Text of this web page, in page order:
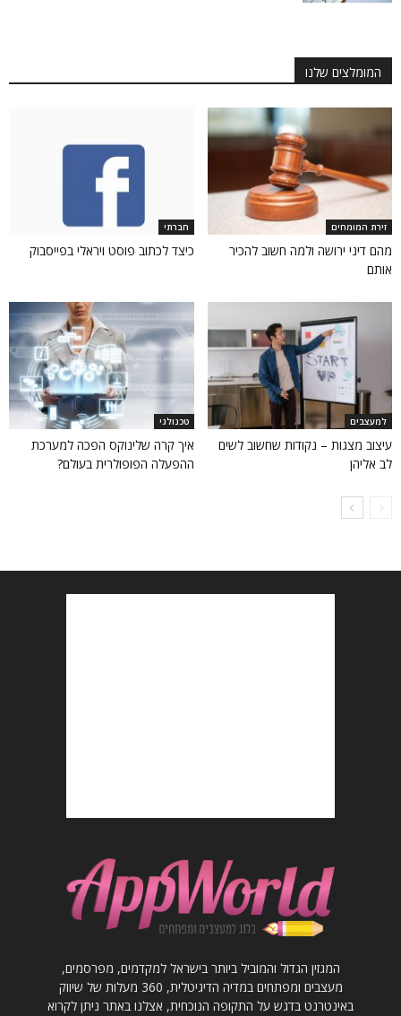
המומלצים שלנו
זירת המומחים
מהם דיני ירושה ולמה חשוב להכיר
אותם
חברתי
כיצד לכתוב פוסט ויראלי בפייסבוק
למעצבים
עיצוב מצגות – נקודות שחשוב לשים
לב אליהן
טכנולגי
איך קרה שלינוקס הפכה למערכת
ההפעלה הפופולרית בעולם?
המגזין הגדול והמוביל ביותר בישראל למקדמים, מפרסמים,
מעצבים ומפתחים במדיה הדיגיטלית, 360 מעלות של שיווק
באינטרנט בדגש על התקופה הנוכחית, אצלנו באתר ניתן לקרוא